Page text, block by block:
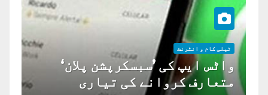
ٹیلی کام و انٹرنٹ
واٹس ایپ کی ’سبسکرپشن پلان‘
متعارف کروانے کی تیاری